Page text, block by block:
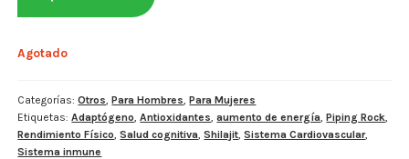
Niños
Diabetes
Para Hombres
Multivitaminas Adultos 18 A 49 Años
Agotado
Categorías:Otros,Para Hombres,Para Mujeres
Etiquetas:Adaptógeno,Antioxidantes,aumento de energía,Piping Rock,
Rendimiento Físico,Salud cognitiva,Shilajit,Sistema Cardiovascular,
Sistema inmune